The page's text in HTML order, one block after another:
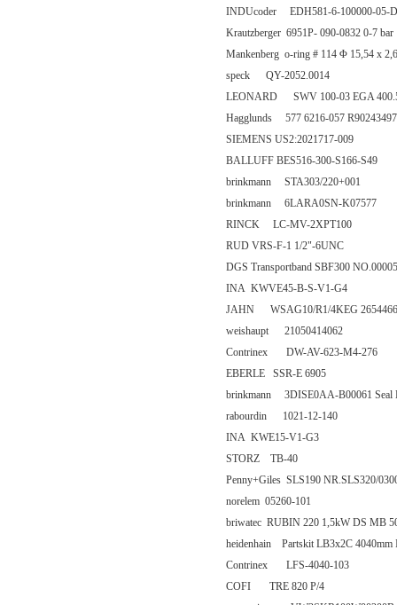
INDUcoder EDH581-6-100000-05-
Krautzberger 6951P- 090-0832 0-7 bar
Mankenberg o-ring # 114 Φ 15,54 x
speck QY-2052.0014
LEONARD SWV 100-03 EGA
Hagglunds 577 6216-057
SIEMENS US2:2021717-009
BALLUFF BES516-300-S166-S49
brinkmann STA303/220+001
brinkmann 6LARA0SN-K07577
RINCK LC-MV-2XPT100
RUD VRS-F-1 1/2"-6UNC
DGS Transportband SBF300
INA KWVE45-B-S-V1-G4
JAHN WSAG10/R1/4KEG
weishaupt 21050414062
Contrinex DW-AV-623-M4-276
EBERLE SSR-E 6905
brinkmann 3DISE0AA-B00061 Seal
rabourdin 1021-12-140
INA KWE15-V1-G3
STORZ TB-40
Penny+Giles SLS190 NR.SLS320/
norelem 05260-101
briwatec RUBIN 220 1,5kW DS MB
heidenhain Partskit LB3x2C 4040mm
Contrinex LFS-4040-103
COFI TRE 820 P/4